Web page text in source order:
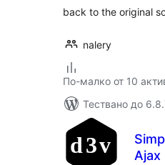
back to the original
nalery
По-малко от 10
Тествано до
Ajax